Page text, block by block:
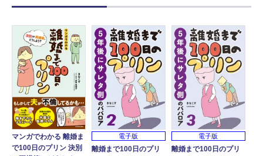
マンガでわかる 離婚ま
で100日のプリン 決別
電子版
離婚まで100日のプリ
電子版
離婚まで100日のプリ